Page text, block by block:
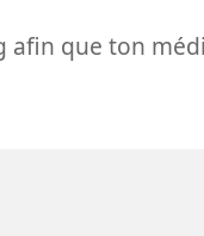
afin que ton